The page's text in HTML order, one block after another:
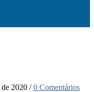
2020 /0 Comentários